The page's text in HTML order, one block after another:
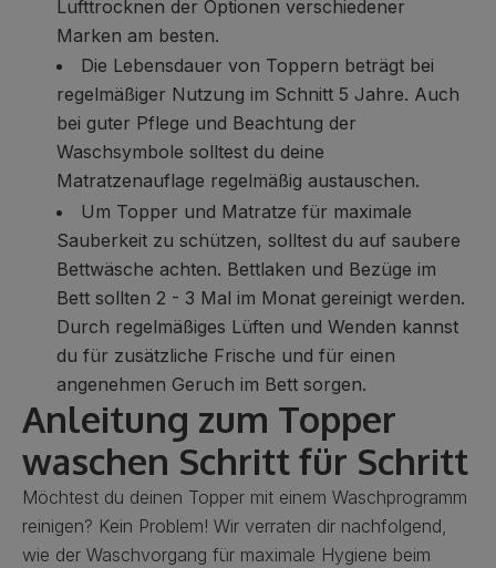
Lufttrocknen der Optionen verschiedener
Marken am besten.
Die Lebensdauer von Toppern beträgt bei
regelmäßiger Nutzung im Schnitt 5 Jahre. Auch
bei guter Pflege und Beachtung der
Waschsymbole solltest du deine
Matratzenauflage regelmäßig austauschen.
Um Topper und Matratze für maximale
Sauberkeit zu schützen, solltest du auf saubere
Bettwäsche achten. Bettlaken und Bezüge im
Bett sollten 2 - 3 Mal im Monat gereinigt werden.
Durch regelmäßiges Lüften und Wenden kannst
du für zusätzliche Frische und für einen
angenehmen Geruch im Bett sorgen.
Anleitung zum Topper
waschen Schritt für Schritt
Möchtest du deinen Topper mit einem Waschprogramm
reinigen? Kein Problem! Wir verraten dir nachfolgend,
wie der Waschvorgang für maximale Hygiene beim